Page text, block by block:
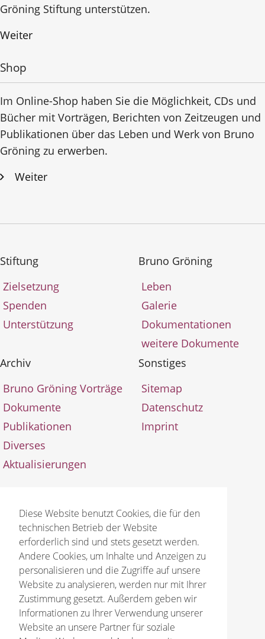
Diese Website benutzt Cookies, die für den
technischen Betrieb der Website
erforderlich sind und stets gesetzt werden.
Andere Cookies, um Inhalte und Anzeigen zu
personalisieren und die Zugriffe auf unsere
Website zu analysieren, werden nur mit Ihrer
Zustimmung gesetzt. Außerdem geben wir
Informationen zu Ihrer Verwendung unserer
Website an unsere Partner für soziale
Gröning Stiftung unterstützen.
Weiter
Shop
Im Online-Shop haben Sie die Möglichkeit, CDs und
Bücher mit Vorträgen, Berichten von Zeitzeugen und
Publikationen über das Leben und Werk von Bruno
Gröning zu erwerben.
Weiter
Stiftung
Zielsetzung
Spenden
Unterstützung
Bruno Gröning
Leben
Galerie
Dokumentationen
weitere Dokumente
Archiv
Bruno Gröning Vorträge
Dokumente
Publikationen
Diverses
Aktualisierungen
Sonstiges
Sitemap
Datenschutz
Imprint
© 2026 Bruno Gröning Stiftung